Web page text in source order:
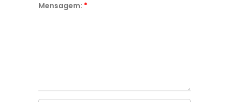
Mensagem: *